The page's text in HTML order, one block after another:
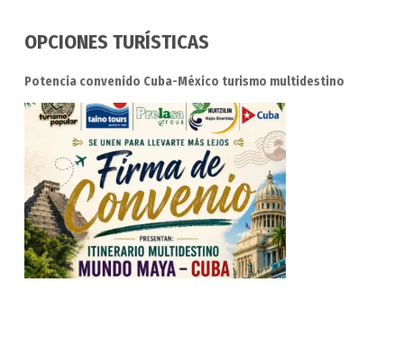
OPCIONES TURÍSTICAS
Potencia convenido Cuba-México turismo multidestino